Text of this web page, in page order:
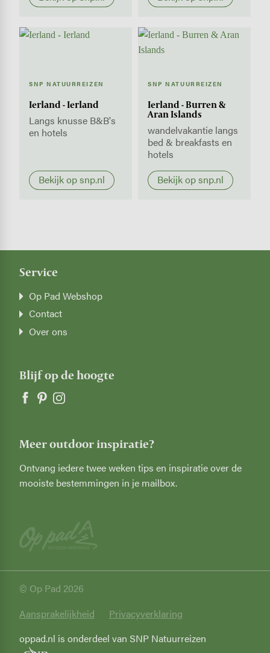
SNP NATUURREIZEN
Ierland - Ierland
Langs knusse B&B's
en hotels
Bekijk op snp.nl
SNP NATUURREIZEN
Ierland - Burren &
Aran Islands
wandelvakantie langs
bed & breakfasts en
hotels
Bekijk op snp.nl
Service
Op Pad Webshop
Contact
Over ons
Blijf op de hoogte
Meer outdoor inspiratie?
Ontvang iedere twee weken tips en inspiratie over de
mooiste bestemmingen in je mailbox.
© Op Pad 2026
Privacy
Aansprakelijkheid
Privacyverklaring
oppad.nl is onderdeel van SNP Natuurreizen